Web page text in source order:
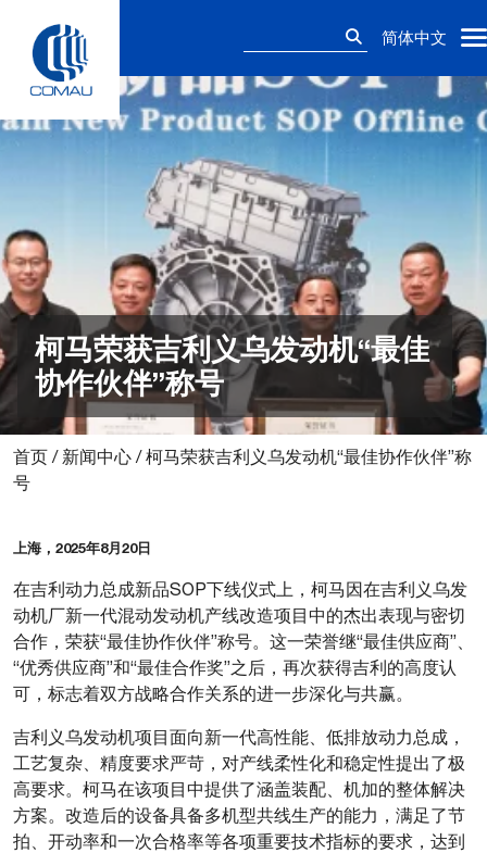
content
简体中文
柯马荣获吉利义乌发动机“最佳
协作伙伴”称号
首页 / 新闻中心 /柯马荣获吉利义乌发动机“最佳协作伙伴”称
号
上海，2025年8月20日
在吉利动力总成新品SOP下线仪式上，柯马因在吉利义乌发
动机厂新一代混动发动机产线改造项目中的杰出表现与密切
合作，荣获“最佳协作伙伴”称号。这一荣誉继“最佳供应商”、
“优秀供应商”和“最佳合作奖”之后，再次获得吉利的高度认
可，标志着双方战略合作关系的进一步深化与共赢。
吉利义乌发动机项目面向新一代高性能、低排放动力总成，
工艺复杂、精度要求严苛，对产线柔性化和稳定性提出了极
高要求。柯马在该项目中提供了涵盖装配、机加的整体解决
方案。改造后的设备具备多机型共线生产的能力，满足了节
拍、开动率和一次合格率等各项重要技术指标的要求，达到